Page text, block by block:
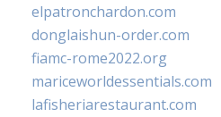
elpatronchardon.com
donglaishun-order.com
fiamc-rome2022.org
mariceworldessentials.com
lafisheriarestaurant.com